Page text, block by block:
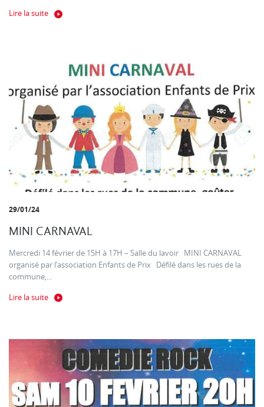
Lire la suite
29/01/24
MINI CARNAVAL
Mercredi 14 février de 15H à 17H – Salle du lavoir MINI CARNAVAL
organisé par l’association Enfants de Prix Défilé dans les rues de la
commune,...
Lire la suite